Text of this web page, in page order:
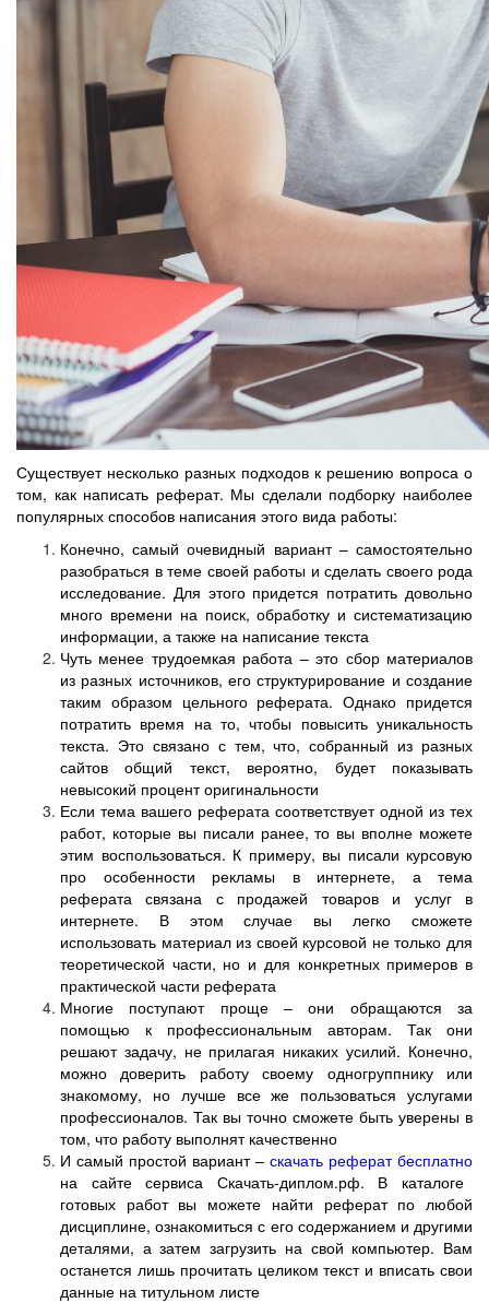
Существует несколько разных подходов к решению вопроса о
том, как написать реферат. Мы сделали подборку наиболее
популярных способов написания этого вида работы:
Конечно, самый очевидный вариант – самостоятельно
разобраться в теме своей работы и сделать своего рода
исследование. Для этого придется потратить довольно
много времени на поиск, обработку и систематизацию
информации, а также на написание текста
Чуть менее трудоемкая работа – это сбор материалов
из разных источников, его структурирование и создание
таким образом цельного реферата. Однако придется
потратить время на то, чтобы повысить уникальность
текста. Это связано с тем, что, собранный из разных
сайтов общий текст, вероятно, будет показывать
невысокий процент оригинальности
Если тема вашего реферата соответствует одной из тех
работ, которые вы писали ранее, то вы вполне можете
этим воспользоваться. К примеру, вы писали курсовую
про особенности рекламы в интернете, а тема
реферата связана с продажей товаров и услуг в
интернете. В этом случае вы легко сможете
использовать материал из своей курсовой не только для
теоретической части, но и для конкретных примеров в
практической части реферата
Многие поступают проще – они обращаются за
помощью к профессиональным авторам. Так они
решают задачу, не прилагая никаких усилий. Конечно,
можно доверить работу своему одногруппнику или
знакомому, но лучше все же пользоваться услугами
профессионалов. Так вы точно сможете быть уверены в
том, что работу выполнят качественно
И самый простой вариант – скачать реферат бесплатно
на сайте сервиса Скачать-диплом.рф. В каталоге
готовых работ вы можете найти реферат по любой
дисциплине, ознакомиться с его содержанием и другими
деталями, а затем загрузить на свой компьютер. Вам
останется лишь прочитать целиком текст и вписать свои
данные на титульном листе